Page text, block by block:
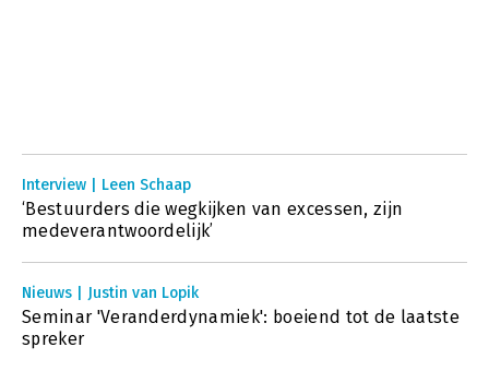
Interview | Leen Schaap
‘Bestuurders die wegkijken van excessen, zijn
medeverantwoordelijk’
Nieuws | Justin van Lopik
Seminar 'Veranderdynamiek': boeiend tot de laatste
spreker